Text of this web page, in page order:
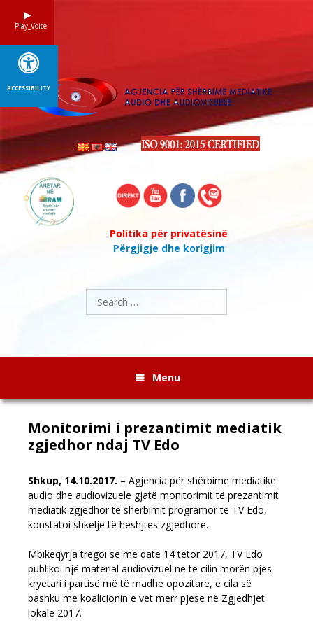
Politika për privatësinë
Përgjigje dhe korigjim
Search
for:
Menu
Monitorimi i prezantimit mediatik
zgjedhor ndaj TV Edo
Shkup, 14.10.2017. – Agjencia për shërbime mediatike
audio dhe audiovizuele gjatë monitorimit të prezantimit
mediatik zgjedhor të shërbimit programor të TV Edo,
konstatoi shkelje të heshjtes zgjedhore.
Mbikëqyrja tregoi se më datë 14 tetor 2017, TV Edo
publikoi një material audiovizuel në të cilin morën pjes
kryetari i partisë më të madhe opozitare, e cila së
bashku me koalicionin e vet merr pjesë në Zgjedhjet
lokale 2017.
Play_Voice
ACCESSIBILITY